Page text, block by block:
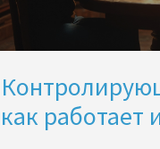
расскажет статья.
как работает